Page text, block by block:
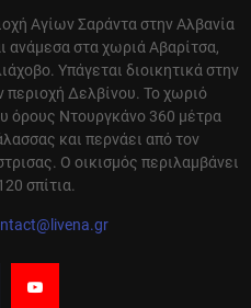
Αγίων Σαράντα στην Αλβανία
ανάμεσα στα χωριά Αβαρίτσα,
Υπάγεται διοικητικά στην
Δελβίνου. Το χωριό
όρους Ντουργκάνο 360 μέτρα
και περνάει από τον
Ο οικισμός περιλαμβάνει
σπίτια.